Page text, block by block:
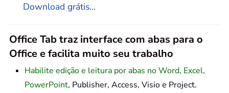
Download grátis...
Office Tab traz interface com abas para o
Office e facilita muito seu trabalho
Habilite edição e leitura por abas no Word, Excel,
PowerPoint, Publisher, Access, Visio e Project.